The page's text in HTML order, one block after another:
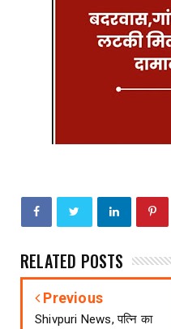
RELATED POSTS
Previous
Shivpuri News, पत्नि का